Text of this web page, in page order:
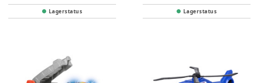
Lagerstatus Lagerstatus